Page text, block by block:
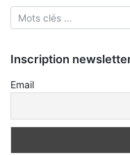
Inscription
Email